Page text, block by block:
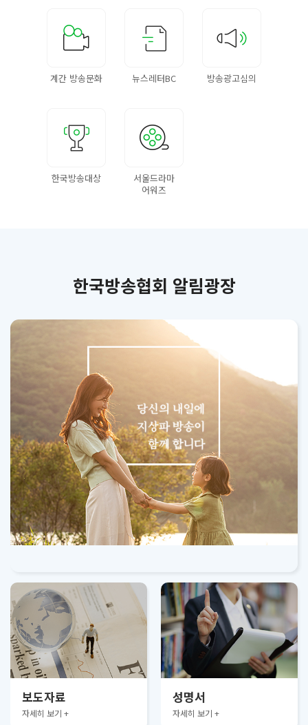
계간 방송문화 뉴스레터BC 방송광고심의
한국방송대상
서울드라마
어워즈
한국방송협회 알림광장
보도자료
자세히 보기 +
성명서
자세히 보기 +